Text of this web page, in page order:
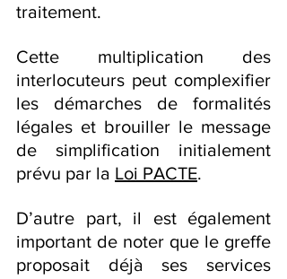
traitement.
Cette multiplication des
interlocuteurs peut complexifier
les démarches de formalités
légales et brouiller le message
de simplification initialement
prévu par la Loi PACTE.
D’autre part, il est également
important de noter que le greffe
proposait déjà ses services